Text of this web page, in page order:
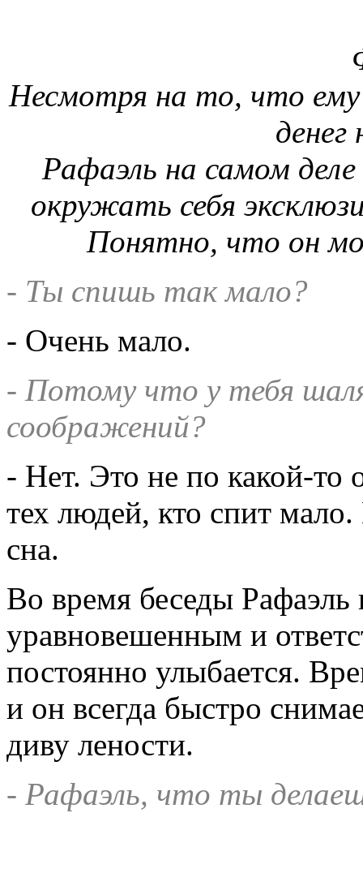
Несмотря на то, что
денег
Рафаэль на самом
окружать себя
Понятно, что он
- Ты спишь так мало?
- Очень мало.
- Потому что у тебя
соображений?
- Нет. Это не по какой-то
тех людей, кто спит
сна.
Во время беседы
уравновешенным и
постоянно улыбается.
и он всегда быстро
диву лености.
- Рафаэль, что ты